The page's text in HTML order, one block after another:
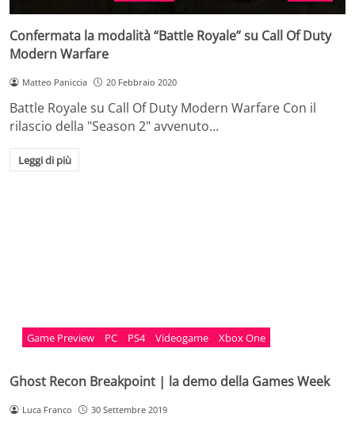
Confermata la modalità “Battle Royale” su Call Of Duty
Modern Warfare
Matteo Paniccia 20 Febbraio 2020
Battle Royale su Call Of Duty Modern Warfare Con il
rilascio della "Season 2" avvenuto…
Leggi di più
Game Preview PC PS4 Videogame Xbox One
Ghost Recon Breakpoint | la demo della Games Week
Luca Franco 30 Settembre 2019